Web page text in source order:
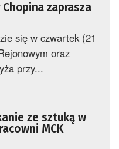
zaprasza
się w czwartek (21
oraz
przy...
ze sztuką w
MCK